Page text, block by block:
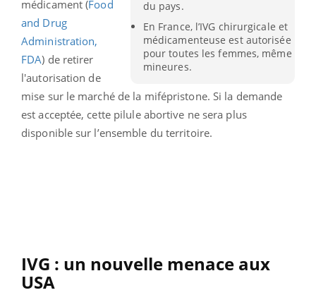
du pays.
En France, l’IVG chirurgicale et
médicamenteuse est autorisée
pour toutes les femmes, même
mineures.
médicament (Food
and Drug
Administration,
FDA) de retirer
l'autorisation de
mise sur le marché de la mifépristone. Si la demande
est acceptée, cette pilule abortive ne sera plus
disponible sur l’ensemble du territoire.
IVG : un nouvelle menace aux
USA